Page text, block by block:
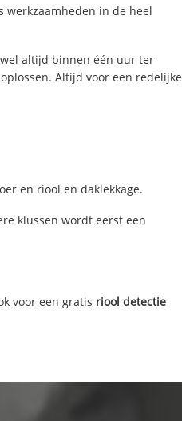
werkzaamheden in de heel
altijd binnen één uur ter
Altijd voor een redelijke
en riool en daklekkage.
klussen wordt eerst een
voor een gratis riool detectie